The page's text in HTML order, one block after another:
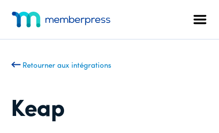
content
de
supplémentaire
d'adhésion
en-
un
Retourner aux intégrations
Keap